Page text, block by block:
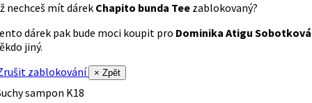
nechceš mít dárek Chapito bunda Tee zablokovaný?
dárek pak bude moci koupit pro Dominika Atigu Sobotková
jiný.
zablokování
× Zpět